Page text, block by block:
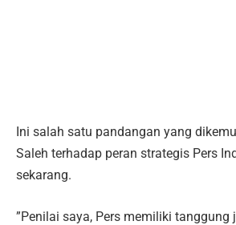
Ini salah satu pandangan yang
Saleh terhadap peran strategis Pers
sekarang.
‎”Penilai saya, Pers memiliki tanggung